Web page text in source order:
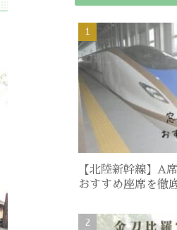
【北陸新幹線】A
おすすめ座席を徹